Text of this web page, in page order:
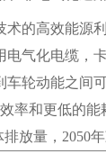
术的高效能源
气化电缆，
轮动能之间
率和更低的
放量，2050